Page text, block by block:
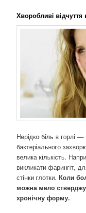
Хворобливі відчуття
Нерідко біль в горлі —
бактеріального
велика кількість.
викликати фарингіт,
стінки глотки.Коли
можна мело
хронічну форму.